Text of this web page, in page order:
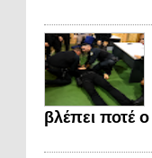
βλέπει ποτέ